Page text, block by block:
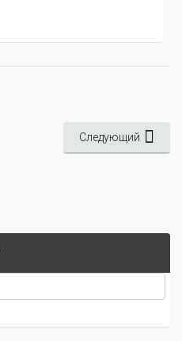
Следующий